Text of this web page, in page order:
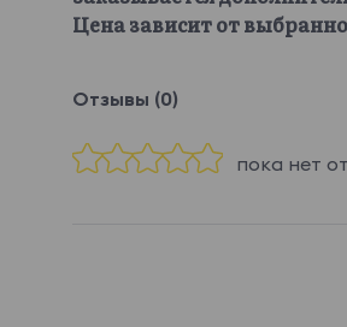
Цена зависит от
Отзывы (0)
пока нет